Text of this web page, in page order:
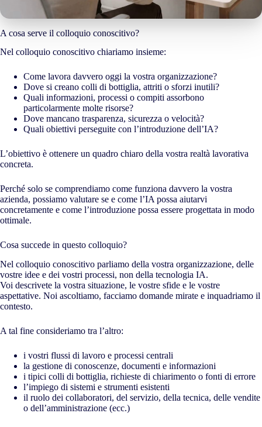
A cosa serve il colloquio conoscitivo?
Nel colloquio conoscitivo chiariamo insieme:
Come lavora davvero oggi la vostra organizzazione?
Dove si creano colli di bottiglia, attriti o sforzi inutili?
Quali informazioni, processi o compiti assorbono
particolarmente molte risorse?
Dove mancano trasparenza, sicurezza o velocità?
Quali obiettivi perseguite con l’introduzione dell’IA?
L’obiettivo è ottenere un quadro chiaro della vostra realtà lavorativa
concreta.
Perché solo se comprendiamo come funziona davvero la vostra
azienda, possiamo valutare se e come l’IA possa aiutarvi
concretamente e come l’introduzione possa essere progettata in modo
ottimale.
Cosa succede in questo colloquio?
Nel colloquio conoscitivo parliamo della vostra organizzazione, delle
vostre idee e dei vostri processi, non della tecnologia IA.
Voi descrivete la vostra situazione, le vostre sfide e le vostre
aspettative. Noi ascoltiamo, facciamo domande mirate e inquadriamo il
contesto.
A tal fine consideriamo tra l’altro:
i vostri flussi di lavoro e processi centrali
la gestione di conoscenze, documenti e informazioni
i tipici colli di bottiglia, richieste di chiarimento o fonti di errore
l’impiego di sistemi e strumenti esistenti
il ruolo dei collaboratori, del servizio, della tecnica, delle vendite
o dell’amministrazione (ecc.)